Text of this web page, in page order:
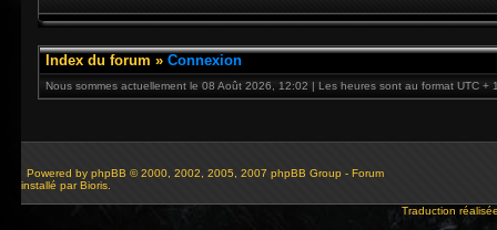
Index du forum » Connexion
Nous sommes actuellement le 08 Août 2026, 12:02 | Les heures sont au format UTC +
Powered by phpBB © 2000, 2002, 2005, 2007 phpBB Group - Forum
installé par Bioris.
Traduction